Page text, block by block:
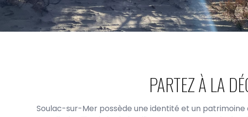
PARTEZ À LA
Soulac-sur-Mer possède une identité et un